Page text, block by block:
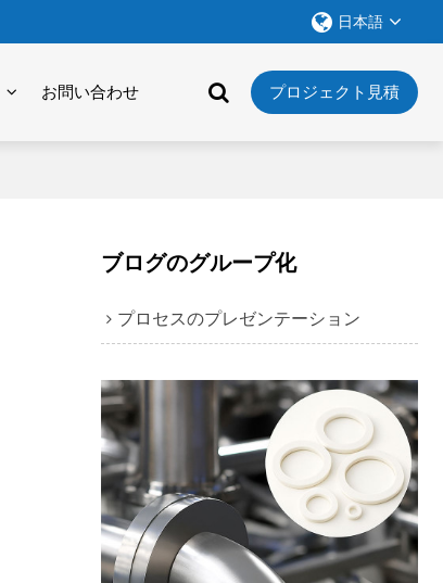
日本語
お問い合わせ プロジェクト見積
ブログのグループ化
プロセスのプレゼンテーション